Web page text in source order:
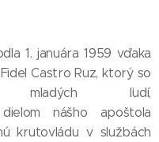
1. januára 1959 vďaka
Castro Ruz, ktorý so
mladých ľudí,
nášho apoštola
krutovládu v službách